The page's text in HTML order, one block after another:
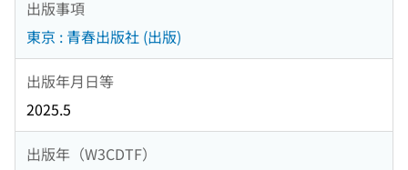
出版事項
東京 : 青春出版社 (出版)
出版年月日等
2025.5
出版年（W3CDTF）